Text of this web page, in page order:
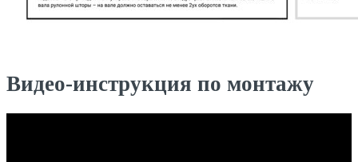
Видео-инструкция по монтажу